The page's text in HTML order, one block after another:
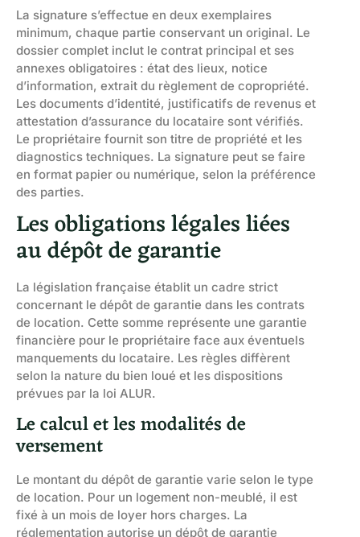
La signature s’effectue en deux exemplaires
minimum, chaque partie conservant un original. Le
dossier complet inclut le contrat principal et ses
annexes obligatoires : état des lieux, notice
d’information, extrait du règlement de copropriété.
Les documents d’identité, justificatifs de revenus et
attestation d’assurance du locataire sont vérifiés.
Le propriétaire fournit son titre de propriété et les
diagnostics techniques. La signature peut se faire
en format papier ou numérique, selon la préférence
des parties.
Les obligations légales liées
au dépôt de garantie
La législation française établit un cadre strict
concernant le dépôt de garantie dans les contrats
de location. Cette somme représente une garantie
financière pour le propriétaire face aux éventuels
manquements du locataire. Les règles diffèrent
selon la nature du bien loué et les dispositions
prévues par la loi ALUR.
Le calcul et les modalités de
versement
Le montant du dépôt de garantie varie selon le type
de location. Pour un logement non-meublé, il est
fixé à un mois de loyer hors charges. La
réglementation autorise un dépôt de garantie